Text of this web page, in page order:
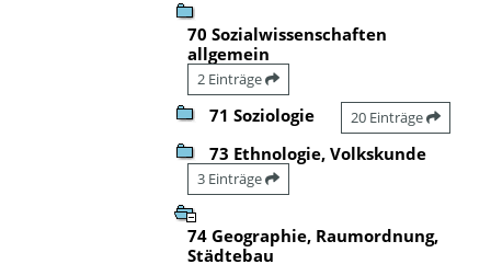
70 Sozialwissenschaften
allgemein
2 Einträge
71 Soziologie 20 Einträge
73 Ethnologie, Volkskunde
3 Einträge
74 Geographie, Raumordnung,
Städtebau